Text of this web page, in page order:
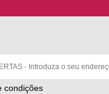
condições